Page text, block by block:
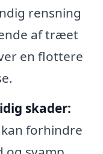
rensning
af træet
en flottere
skader:
forhindre